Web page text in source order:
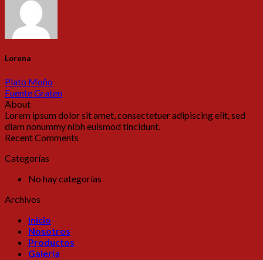
Lorena
Plato Moño
Fuente Graten
About
Lorem ipsum dolor sit amet, consectetuer adipiscing elit, sed
diam nonummy nibh euismod tincidunt.
Recent Comments
Categorías
No hay categorías
Archivos
Inicio
Nosotros
Productos
Galería